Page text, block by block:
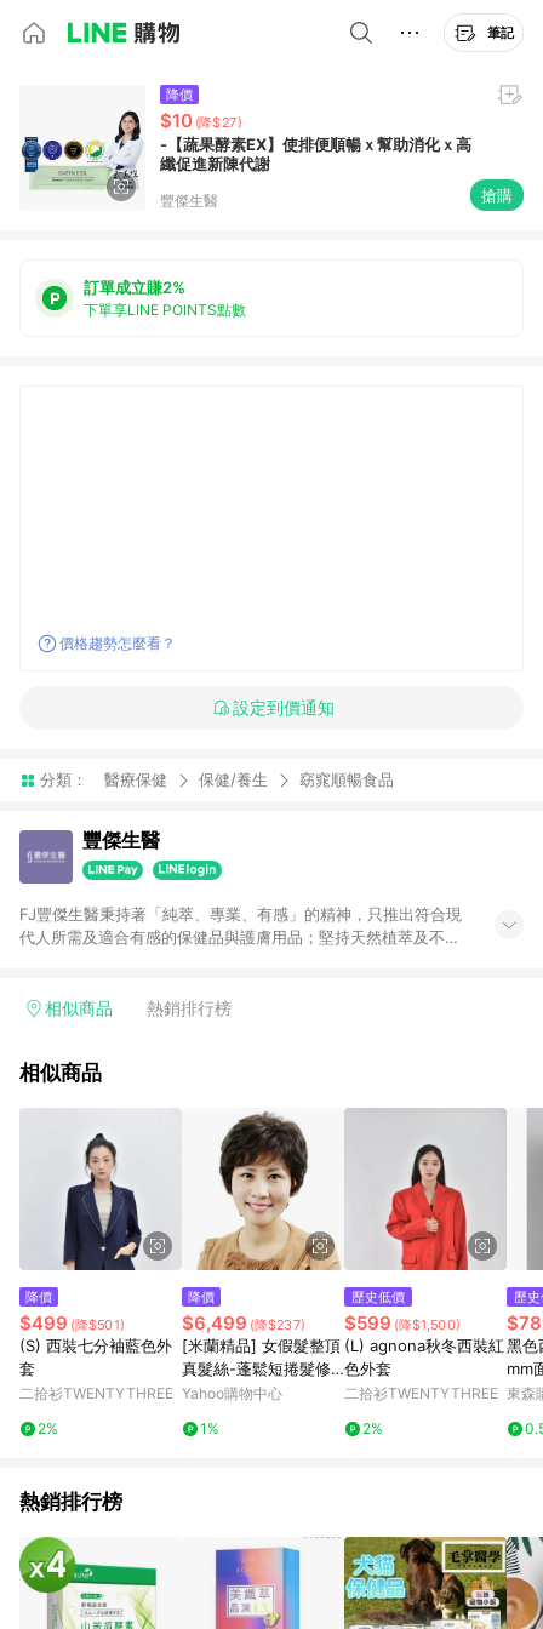
筆記
降價
$10 (降$27)
-【蔬果酵素EX】使排便順暢ｘ幫助消化ｘ高
纖促進新陳代謝
豐傑生醫 搶購
訂單成立賺2%
下單享LINE POINTS點數
價格趨勢怎麼看？
設定到價通知
分類： 醫療保健 保健/養生 窈窕順暢食品
豐傑生醫
FJ豐傑生醫秉持著「純萃、專業、有感」的精神，只推出符合現
代人所需及適合有感的保健品與護膚用品；堅持天然植萃及不使
相似商品 熱銷排行榜
相似商品
降價
$499 (降$501)
(S) 西裝七分袖藍色外
套
二拾衫TWENTYTHREE
2%
降價
$6,499 (降$237)
[米蘭精品] 女假髮整頂
真髮絲-蓬鬆短捲髮修
臉舒適美髮用品2色73v
Yahoo購物中心
1%
歷史低價
$599 (降$1,500)
(L) agnona秋冬西裝紅
色外套
二拾衫TWENTYTHREE
2%
歷
黑色
mm
裝三
東森
熱銷排行榜